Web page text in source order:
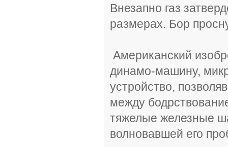
Внезапно газ
размерах. Бор
Американский
динамо-машину,
устройство,
между
тяжелые железные
волновавшей его